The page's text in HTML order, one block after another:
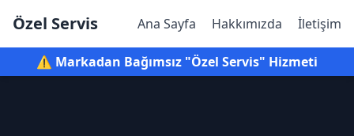
Özel Servis Ana Sayfa Hakkımızda İletişim
⚠️ Markadan Bağımsız "Özel Servis" Hizmeti